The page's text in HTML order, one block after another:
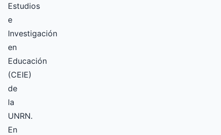
Estudios
e
Investigación
en
Educación
(CEIE)
de
la
UNRN.
En